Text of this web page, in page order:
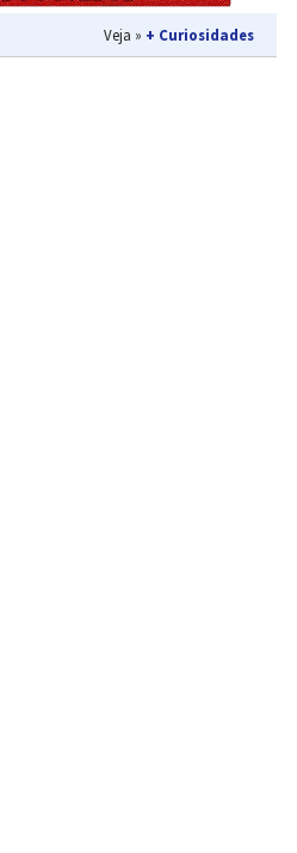
Veja » + Curiosidades